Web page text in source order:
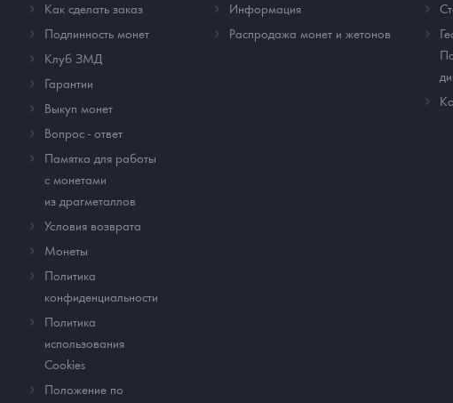
Как сделать заказ
Подлинность монет
Клуб ЗМД
Гарантии
Выкуп монет
Вопрос - ответ
Памятка для работы
с монетами
из драгметаллов
Условия возврата
Монеты
Политика
конфиденциальности
Политика
использования
Cookies
Положение по
Информация
Распродажа монет и жетонов